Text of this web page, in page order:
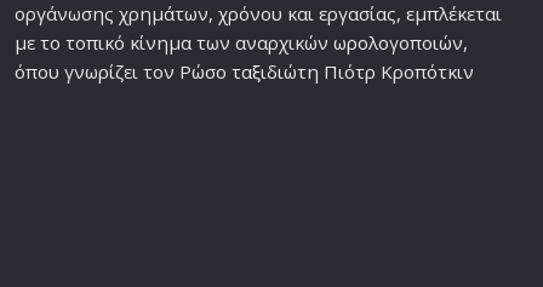
οργάνωσης χρημάτων, χρόνου και εργασίας, εμπλέκεται
με το τοπικό κίνημα των αναρχικών ωρολογοποιών,
όπου γνωρίζει τον Ρώσο ταξιδιώτη Πιότρ Κροπότκιν